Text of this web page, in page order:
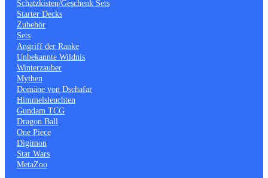
Schatzkisten/Geschenk Sets
Starter Decks
Zubehör
Sets
Angriff der Ranke
Unbekannte Wildnis
Winterzauber
Mythen
Domäne von Dschafar
Himmelsleuchten
Gundam TCG
Dragon Ball
One Piece
Digimon
Star Wars
MetaZoo